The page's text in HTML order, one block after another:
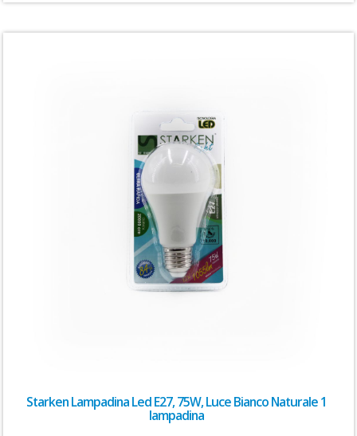
Starken Lampadina Led E27, 75W, Luce Bianco Naturale 1
lampadina